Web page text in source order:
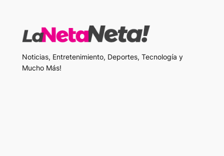
Noticias, Entretenimiento, Deportes, Tecnología y
Mucho Más!